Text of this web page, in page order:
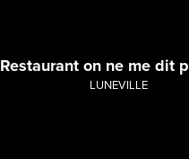
Restaurant on ne me dit
LUNEVILLE